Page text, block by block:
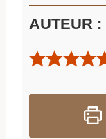
AUTEUR :